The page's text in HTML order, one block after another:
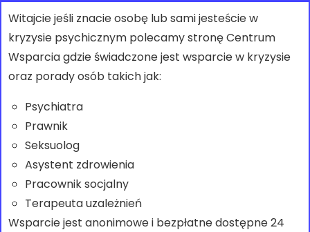
Witajcie jeśli znacie osobę lub sami jesteście w
kryzysie psychicznym polecamy stronę Centrum
Wsparcia gdzie świadczone jest wsparcie w kryzysie
oraz porady osób takich jak:
Psychiatra
Prawnik
Seksuolog
Asystent zdrowienia
Pracownik socjalny
Terapeuta uzależnień
Wsparcie jest anonimowe i bezpłatne dostępne 24